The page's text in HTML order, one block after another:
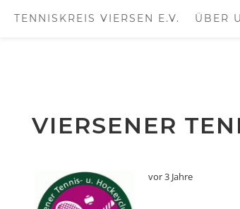
content
TENNISKREIS VIERSEN E.V. ÜBER
VIERSENER
vor 3 Jahre